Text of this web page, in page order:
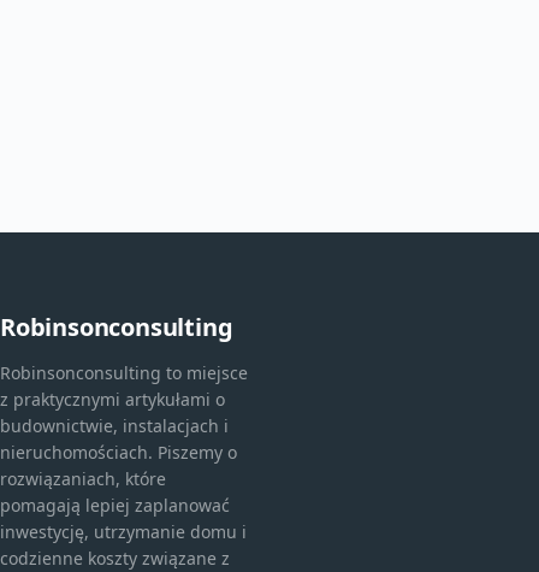
Robinsonconsulting
Robinsonconsulting to miejsce
z praktycznymi artykułami o
budownictwie, instalacjach i
nieruchomościach. Piszemy o
rozwiązaniach, które
pomagają lepiej zaplanować
inwestycję, utrzymanie domu i
codzienne koszty związane z